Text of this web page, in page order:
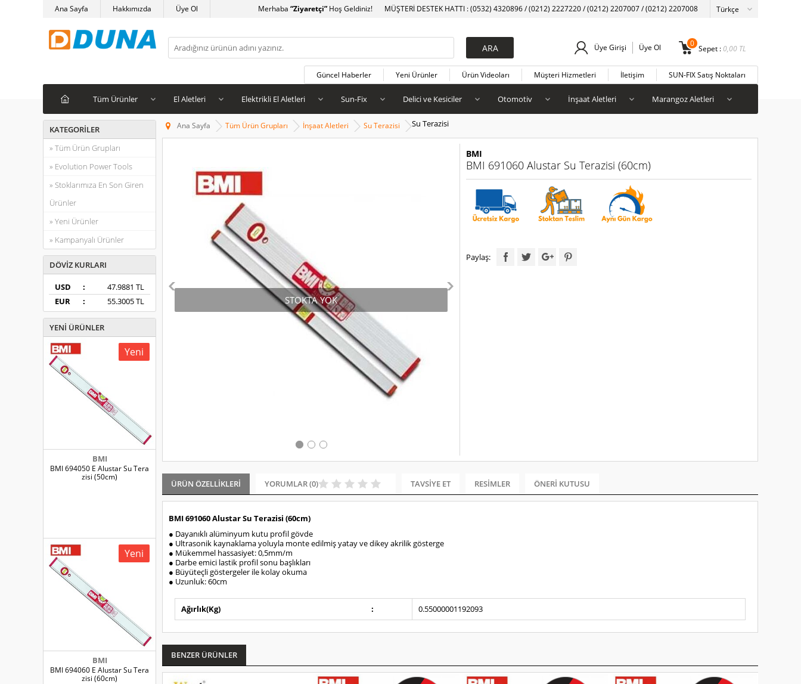
Ana Sayfa Hakkımızda Üye Ol Merhaba “Ziyaretçi” Hoş Geldiniz! MÜŞTERİ DESTEK HATTI : (0532) 4320896 / (0212) 2227220 / (0212) 2207007 / (0212) 2207008
0
Sepet : 0,00 TL
Üye Girişi Üye Ol
Güncel Haberler Yeni Ürünler Ürün Videoları Müşteri Hizmetleri İletişim SUN-FIX Satış Noktaları
Tüm Ürünler El Aletleri Elektrikli El Aletleri Sun-Fix Delici ve Kesiciler Otomotiv İnşaat Aletleri Marangoz Aletleri
KATEGORILER
» Tüm Ürün Grupları
» Evolution Power Tools
» Stoklarımıza En Son Giren
Ürünler
» Yeni Ürünler
» Kampanyalı Ürünler
DÖVIZ KURLARI
USD :
47.9881 TL
EUR
: 55.3005 TL
YENI ÜRÜNLER
Yeni
BMI
BMI 694050 E Alustar Su Tera
zisi (50cm)
Yeni
BMI
BMI 694060 E Alustar Su Tera
zisi (60cm)
Ana Sayfa Tüm Ürün Grupları İnşaat Aletleri Su Terazisi Su Terazisi
STOKTA YOK
BMI
BMI 691060 Alustar Su Terazisi (60cm)
Paylaş:
ÜRÜN ÖZELLIKLERI YORUMLAR (0) TAVSIYE ET RESIMLER ÖNERI KUTUSU
BMI 691060 Alustar Su Terazisi (60cm)
● Dayanıklı alüminyum kutu profil gövde
● Ultrasonik kaynaklama yoluyla monte edilmiş yatay ve dikey akrilik gösterge
● Mükemmel hassasiyet: 0,5mm/m
● Darbe emici lastik profil sonu başlıkları
● Büyüteçli göstergeler ile kolay okuma
● Uzunluk: 60cm
Ağırlık(Kg) : 0.55000001192093
BENZER ÜRÜNLER